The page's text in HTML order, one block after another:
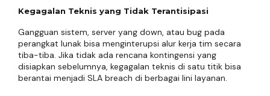
Kegagalan Teknis yang Tidak Terantisipasi
Gangguan sistem, server yang down, atau bug pada
perangkat lunak bisa menginterupsi alur kerja tim secara
tiba-tiba. Jika tidak ada rencana kontingensi yang
disiapkan sebelumnya, kegagalan teknis di satu titik bisa
berantai menjadi SLA breach di berbagai lini layanan.